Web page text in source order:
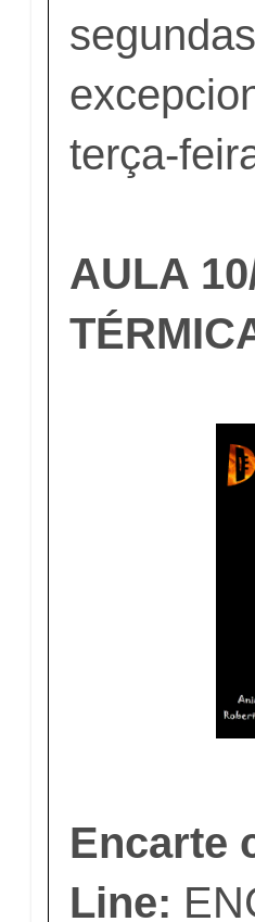
terça-
AULA
Encarte
Line: